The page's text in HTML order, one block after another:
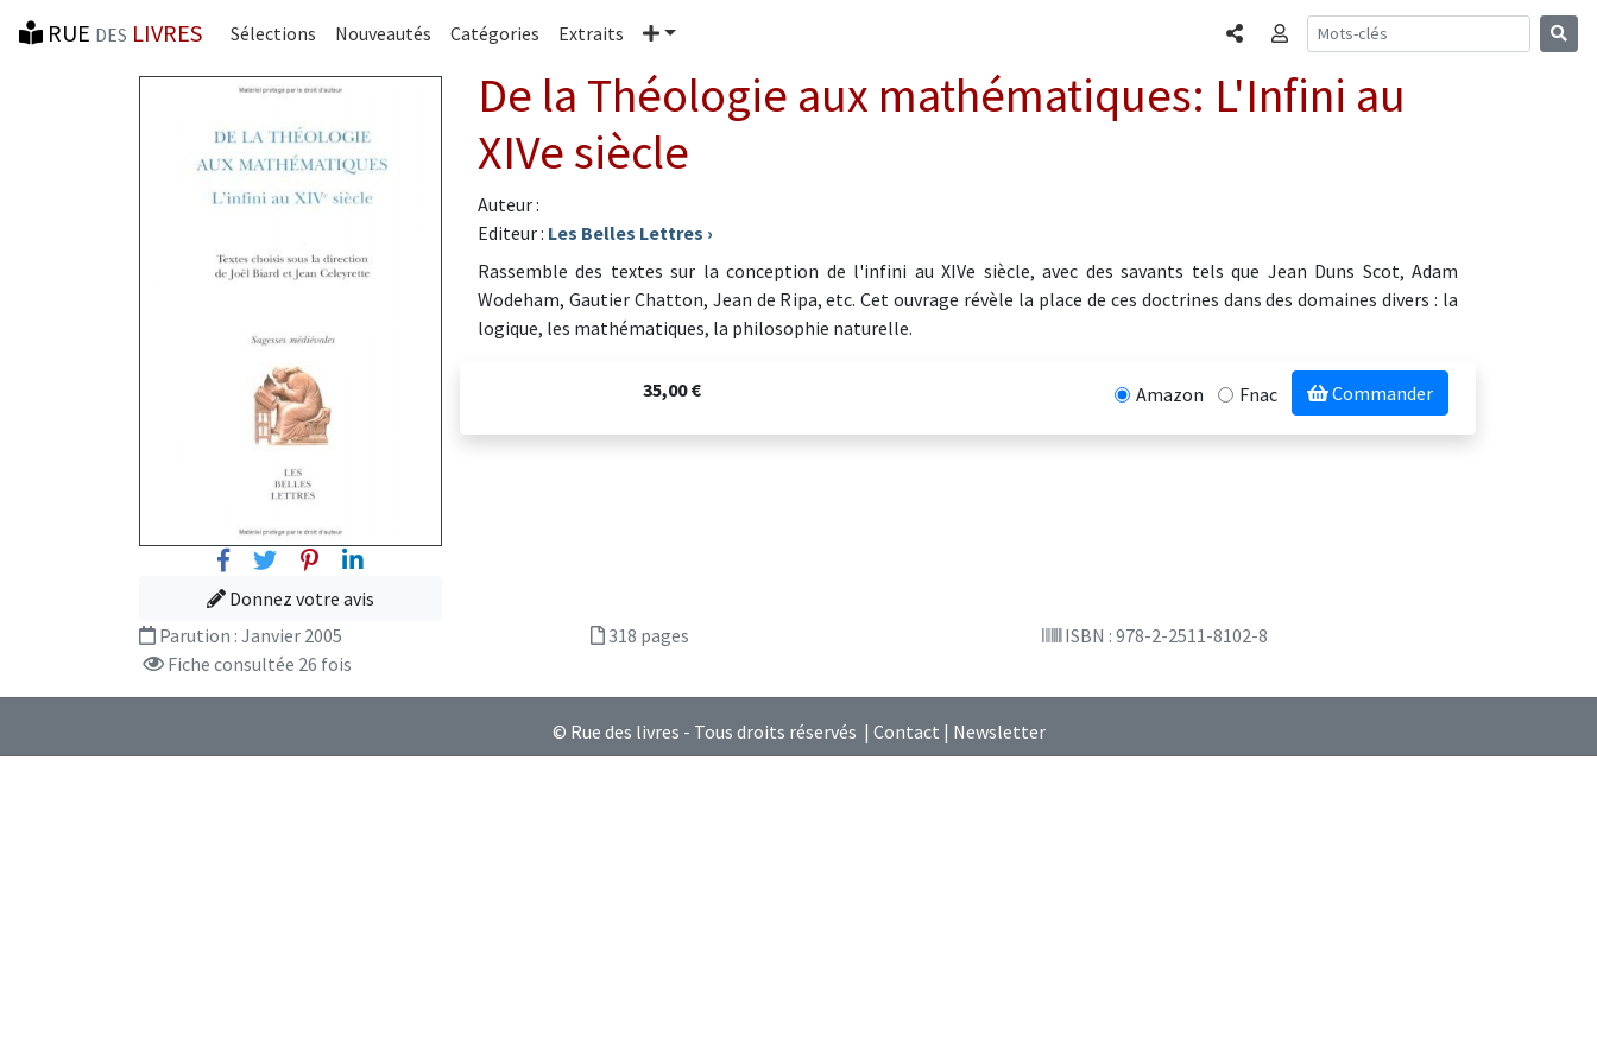
RUE DES LIVRES Sélections Nouveautés Catégories Extraits Plus PartagerConnexion
FacebookTwitterPinterest
Linkedin
Donnez votre avis
De la Théologie aux mathématiques: L'Infini au
XIVe siècle
Auteur :
Editeur : Les Belles Lettres ›
Rassemble des textes sur la conception de l'infini au XIVe siècle, avec des savants tels que Jean Duns Scot, Adam
Wodeham, Gautier Chatton, Jean de Ripa, etc. Cet ouvrage révèle la place de ces doctrines dans des domaines divers : la
logique, les mathématiques, la philosophie naturelle.
35,00 € Amazon Fnac Commander
Parution : Janvier 2005 318 pages
ISBN : 978-2-2511-8102-8
Fiche consultée 26 fois
© Rue des livres - Tous droits réservés | Contact | Newsletter